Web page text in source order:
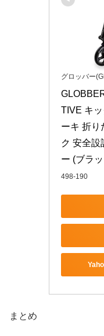
グロッバー
TIVE キ
ーキ 折り
ク 安全設
ー (ブラ
498-190
まとめ